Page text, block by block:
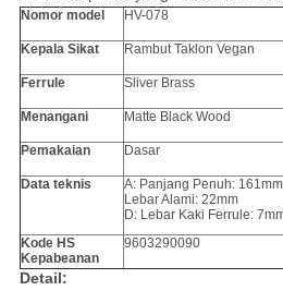
Nomor model HV-078
Kepala Sikat Rambut Taklon Vegan
Ferrule Sliver Brass
Menangani Matte Black Wood
Pemakaian Dasar
Data teknis
A: Panjang Penuh:
Lebar Alami: 22mm
D: Lebar Kaki Ferrule:
Kode HS
Kepabeanan
9603290090
Detail: